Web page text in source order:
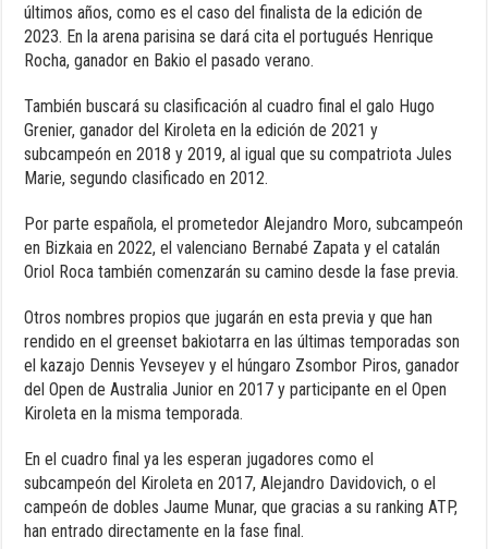
últimos años, como es el caso del finalista de la edición de
2023. En la arena parisina se dará cita el portugués Henrique
Rocha, ganador en Bakio el pasado verano.
También buscará su clasificación al cuadro final el galo Hugo
Grenier, ganador del Kiroleta en la edición de 2021 y
subcampeón en 2018 y 2019, al igual que su compatriota Jules
Marie, segundo clasificado en 2012.
Por parte española, el prometedor Alejandro Moro, subcampeón
en Bizkaia en 2022, el valenciano Bernabé Zapata y el catalán
Oriol Roca también comenzarán su camino desde la fase previa.
Otros nombres propios que jugarán en esta previa y que han
rendido en el greenset bakiotarra en las últimas temporadas son
el kazajo Dennis Yevseyev y el húngaro Zsombor Piros, ganador
del Open de Australia Junior en 2017 y participante en el Open
Kiroleta en la misma temporada.
En el cuadro final ya les esperan jugadores como el
subcampeón del Kiroleta en 2017, Alejandro Davidovich, o el
campeón de dobles Jaume Munar, que gracias a su ranking ATP,
han entrado directamente en la fase final.